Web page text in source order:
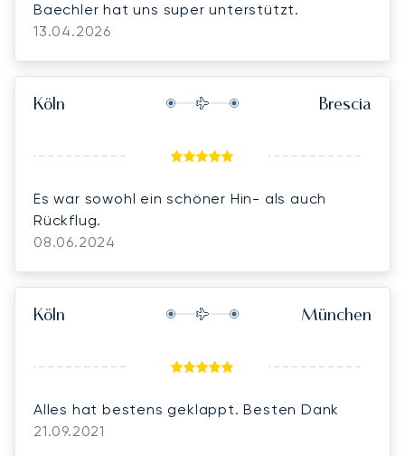
Baechler hat uns super unterstützt.
13.04.2026
Köln Brescia
Es war sowohl ein schöner Hin- als auch
Rückflug.
08.06.2024
Köln München
Alles hat bestens geklappt. Besten Dank
21.09.2021